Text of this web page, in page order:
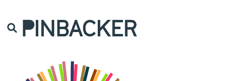
PINBACKER